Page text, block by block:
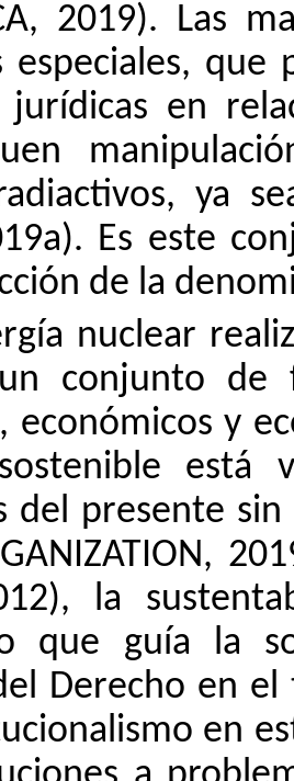
2019). Las
especiales, que
jurídicas en
ya
Es este
de la
nuclear
conjunto de
económicos y
está
del presente
la
que guía la
Derecho en
en